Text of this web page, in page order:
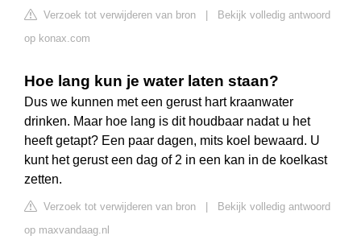
Verzoek tot verwijderen van bron
Bekijk volledig antwoord
op konax.com
Hoe lang kun je water laten staan?
Dus we kunnen met een gerust hart kraanwater
drinken. Maar hoe lang is dit houdbaar nadat u het
heeft getapt? Een paar dagen, mits koel bewaard. U
kunt het gerust een dag of 2 in een kan in de koelkast
zetten.
Verzoek tot verwijderen van bron
Bekijk volledig antwoord
op maxvandaag.nl